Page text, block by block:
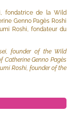
fondatrice de la Wild
Genno Pagès Roshi
Roshi, fondateur du
founder of the Wild
Catherine Genno Pagès
Roshi, founder of the